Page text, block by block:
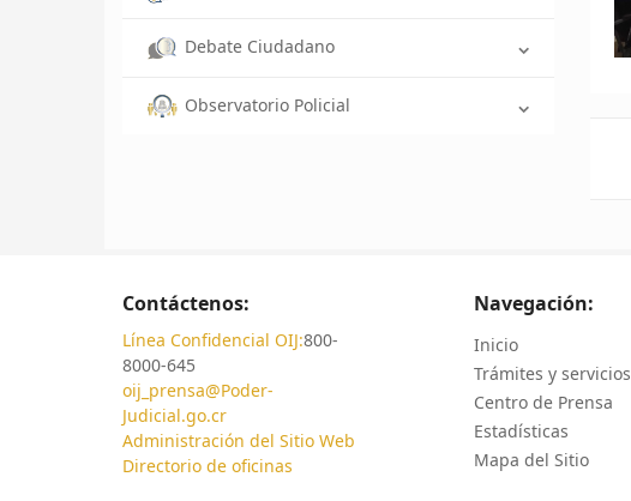
Debate Ciudadano
Observatorio Policial
Contáctenos:
Línea Confidencial OIJ:800-
8000-645
oij_prensa@Poder-
Judicial.go.cr
Administración del Sitio Web
Directorio de oficinas
Navegación:
Inicio
Trámites y servicios
Centro de Prensa
Estadísticas
Mapa del Sitio